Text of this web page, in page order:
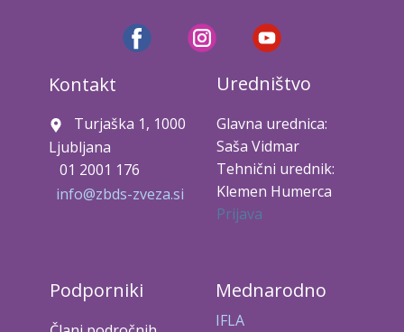
Kontakt
Turjaška 1, 1000
Ljubljana
01 2001 176
info@zbds-zveza.si
Uredništvo
Glavna urednica:
Saša Vidmar
Tehnični urednik:
Klemen Humerca
Prijava
Podporniki Mednarodno
IFLA